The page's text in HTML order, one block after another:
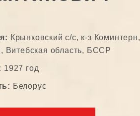
Крынковский с/с, к-з Коминтерн,
Витебская область, БССР
1927 год
Белорус